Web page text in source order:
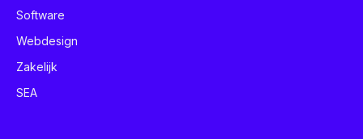
Software
Webdesign
Zakelijk
SEA